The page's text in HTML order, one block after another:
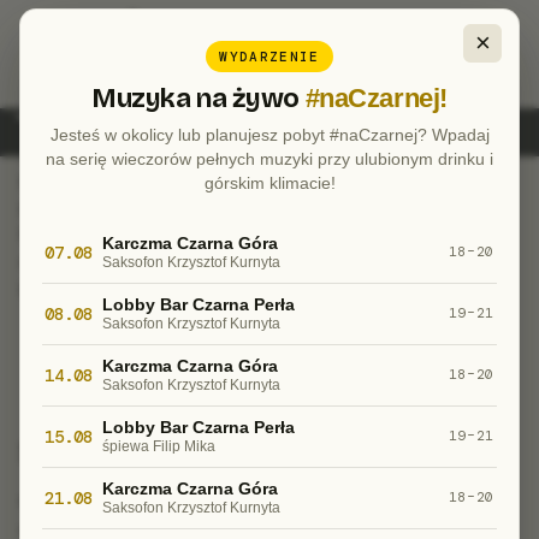
×
WYDARZENIE
Muzyka na żywo #naCzarnej!
Jesteś w okolicy lub planujesz pobyt #naCzarnej? Wpadaj
na serię wieczorów pełnych muzyki przy ulubionym drinku i
górskim klimacie!
07.08 Karczma Czarna Góra
Saksofon Krzysztof Kurnyta
18–20
08.08 Lobby Bar Czarna Perła
Saksofon Krzysztof Kurnyta
19–21
14.08 Karczma Czarna Góra
Saksofon Krzysztof Kurnyta
18–20
15.08 Lobby Bar Czarna Perła
śpiewa Filip Mika
19–21
21.08 Karczma Czarna Góra
Saksofon Krzysztof Kurnyta
18–20
Czyli chodzenie i bieganie po
górach
Czarna Góra Resort to świetny punkt wypadowy na
górskie wędrówki. Pierwszy rzut oka na mapy szlaków
powoduje mały zawrót głowy, dlatego
Potraktujcie je jako wprowadzenie w temat, który
można tu studiować latami… albo może lepiej –
kilometrami:)
Ścieżki
Czasem w poszukiwaniu wielkich przygód zapominamy
o tym, co mamy najbliżej. A najbliżej mamy Resort